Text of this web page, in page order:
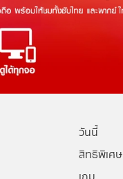
วันนี้
สิทธิพิเศษ